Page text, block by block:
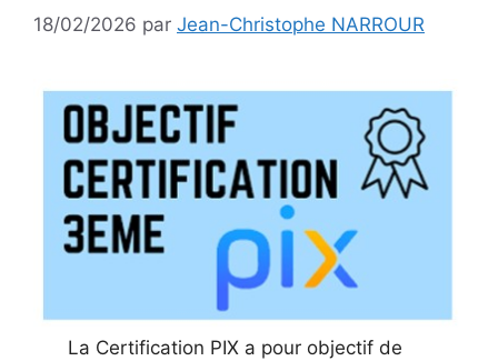
18/02/2026 par Jean-Christophe NARROUR
La Certification PIX a pour objectif de